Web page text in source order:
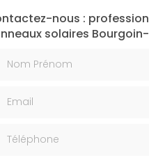
nous :
solaires